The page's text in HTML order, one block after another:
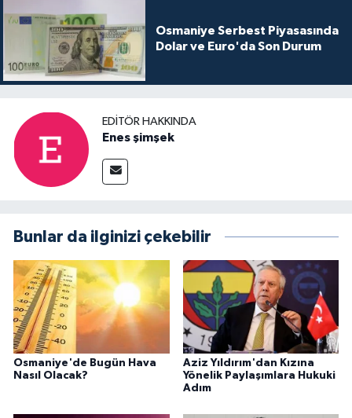
Osmaniye Serbest Piyasasında
Dolar ve Euro'da Son Durum
EDITÖR HAKKINDA
Enes şimşek
Bunlar da ilginizi çekebilir
Osmaniye'de Bugün Hava
Nasıl Olacak?
Aziz Yıldırım'dan Kızına
Yönelik Paylaşımlara Hukuki
Adım